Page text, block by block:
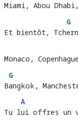
Miami, Abou
Miami, Abou
Et bientôt, Tch
G
Et bientôt,
Monaco,
B
G
a
Bangkok,
Tu l
A
ui offres un
Tu lui offres un